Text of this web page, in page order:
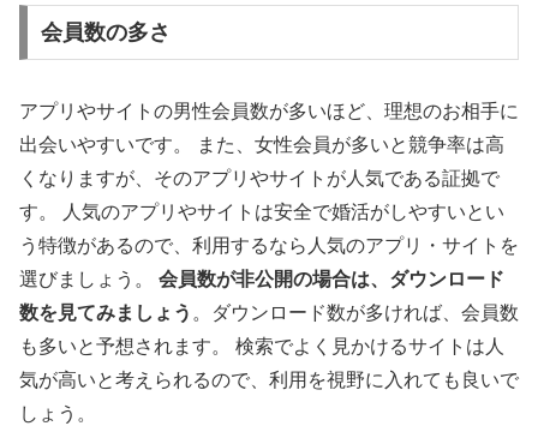
会員数の多さ
アプリやサイトの男性会員数が多いほど、理想のお相手に
出会いやすいです。 また、女性会員が多いと競争率は高
くなりますが、そのアプリやサイトが人気である証拠で
す。 人気のアプリやサイトは安全で婚活がしやすいとい
う特徴があるので、利用するなら人気のアプリ・サイトを
選びましょう。 会員数が非公開の場合は、ダウンロード
数を見てみましょう 。ダウンロード数が多ければ、会員数
も多いと予想されます。 検索でよく見かけるサイトは人
気が高いと考えられるので、利用を視野に入れても良いで
しょう。